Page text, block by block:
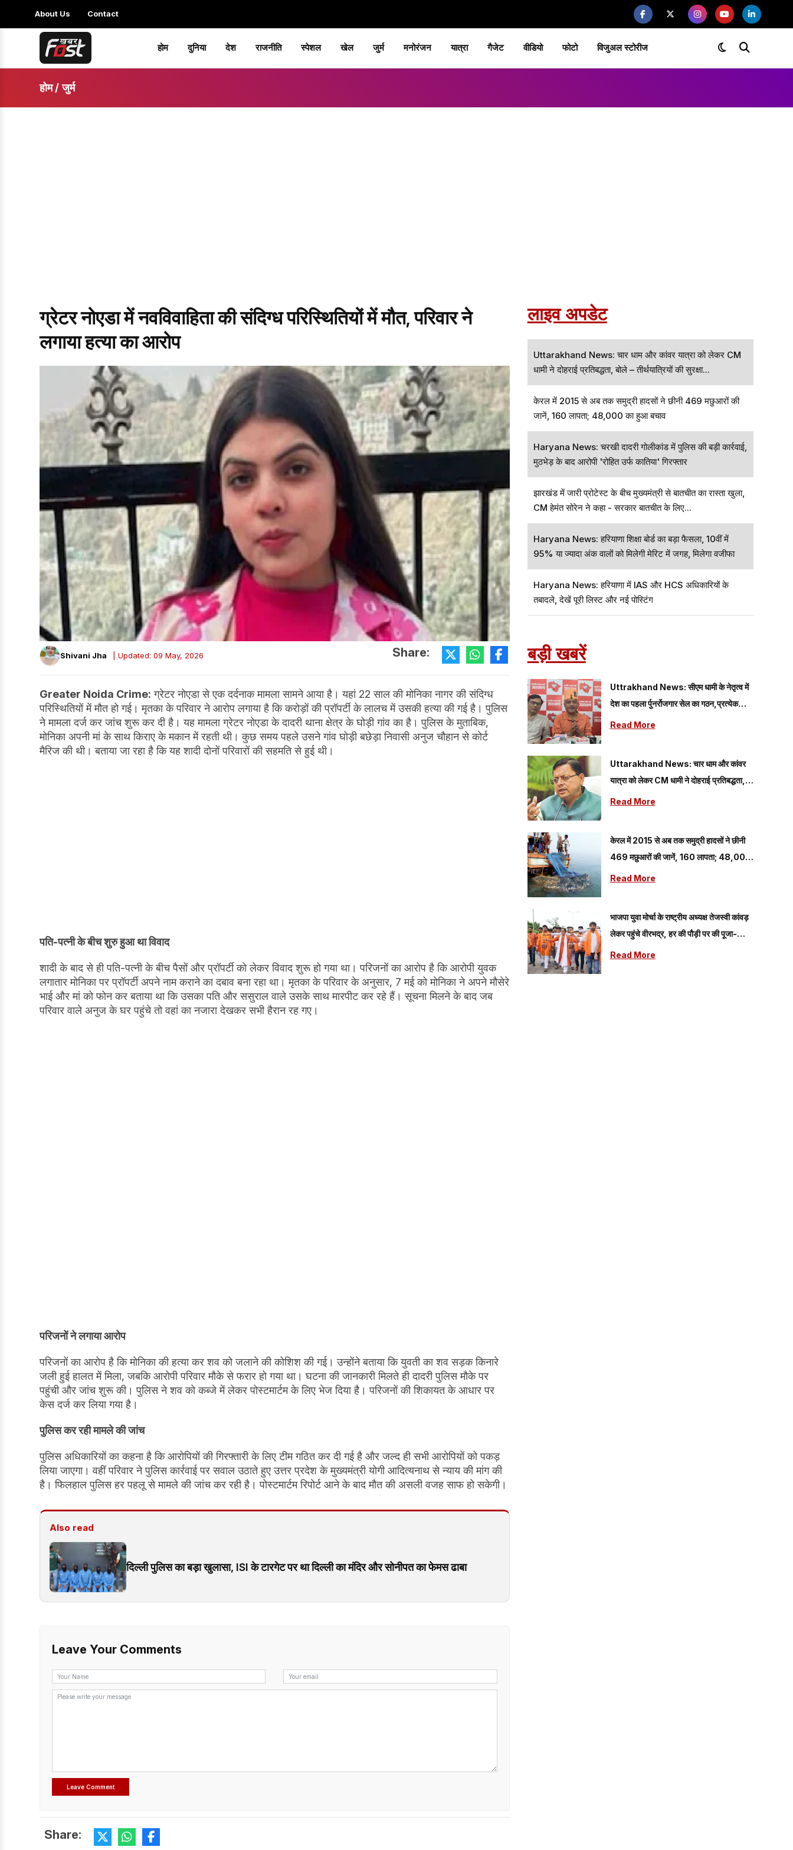
About Us Contact
होम दुनिया देश राजनीति स्पेशल खेल जुर्म मनोरंजन यात्रा गैजेट वीडियो फोटो विजुअल स्टोरीज
होम/ जुर्म
ग्रेटर नोएडा में नवविवाहिता की संदिग्ध परिस्थितियों में मौत, परिवार ने
लगाया हत्या का आरोप
Shivani Jha | Updated: 09 May, 2026 Share:
Greater Noida Crime: ग्रेटर नोएडा से एक दर्दनाक मामला सामने आया है। यहां 22 साल की मोनिका नागर की संदिग्ध
परिस्थितियों में मौत हो गई। मृतका के परिवार ने आरोप लगाया है कि करोड़ों की प्रॉपर्टी के लालच में उसकी हत्या की गई है। पुलिस
ने मामला दर्ज कर जांच शुरू कर दी है। यह मामला ग्रेटर नोएडा के दादरी थाना क्षेत्र के घोड़ी गांव का है। पुलिस के मुताबिक,
मोनिका अपनी मां के साथ किराए के मकान में रहती थी। कुछ समय पहले उसने गांव घोड़ी बछेड़ा निवासी अनुज चौहान से कोर्ट
मैरिज की थी। बताया जा रहा है कि यह शादी दोनों परिवारों की सहमति से हुई थी।
पति-पत्नी के बीच शुरु हुआ था विवाद
शादी के बाद से ही पति-पत्नी के बीच पैसों और प्रॉपर्टी को लेकर विवाद शुरू हो गया था। परिजनों का आरोप है कि आरोपी युवक
लगातार मोनिका पर प्रॉपर्टी अपने नाम कराने का दबाव बना रहा था। मृतका के परिवार के अनुसार, 7 मई को मोनिका ने अपने मौसेरे
भाई और मां को फोन कर बताया था कि उसका पति और ससुराल वाले उसके साथ मारपीट कर रहे हैं। सूचना मिलने के बाद जब
परिवार वाले अनुज के घर पहुंचे तो वहां का नजारा देखकर सभी हैरान रह गए।
परिजनों ने लगाया आरोप
परिजनों का आरोप है कि मोनिका की हत्या कर शव को जलाने की कोशिश की गई। उन्होंने बताया कि युवती का शव सड़क किनारे
जली हुई हालत में मिला, जबकि आरोपी परिवार मौके से फरार हो गया था। घटना की जानकारी मिलते ही दादरी पुलिस मौके पर
पहुंची और जांच शुरू की। पुलिस ने शव को कब्जे में लेकर पोस्टमार्टम के लिए भेज दिया है। परिजनों की शिकायत के आधार पर
केस दर्ज कर लिया गया है।
पुलिस कर रही मामले की जांच
पुलिस अधिकारियों का कहना है कि आरोपियों की गिरफ्तारी के लिए टीम गठित कर दी गई है और जल्द ही सभी आरोपियों को पकड़
लिया जाएगा। वहीं परिवार ने पुलिस कार्रवाई पर सवाल उठाते हुए उत्तर प्रदेश के मुख्यमंत्री योगी आदित्यनाथ से न्याय की मांग की
है। फिलहाल पुलिस हर पहलू से मामले की जांच कर रही है। पोस्टमार्टम रिपोर्ट आने के बाद मौत की असली वजह साफ हो सकेगी।
Also read
दिल्ली पुलिस का बड़ा खुलासा, ISI के टारगेट पर था दिल्ली का मंदिर और सोनीपत का फेमस ढाबा
Leave Your Comments
Share:
लाइव अपडेट
Uttarakhand News: चार धाम और कांवर यात्रा को लेकर CM
धामी ने दोहराई प्रतिबद्धता, बोले – तीर्थयात्रियों की सुरक्षा...
केरल में 2015 से अब तक समुद्री हादसों ने छीनी 469 मछुआरों की
जानें, 160 लापता; 48,000 का हुआ बचाव
Haryana News: चरखी दादरी गोलीकांड में पुलिस की बड़ी कार्रवाई,
मुठभेड़ के बाद आरोपी 'रोहित उर्फ कातिया' गिरफ्तार
झारखंड में जारी प्रोटेस्ट के बीच मुख्यमंत्री से बातचीत का रास्ता खुला,
CM हेमंत सोरेन ने कहा - सरकार बातचीत के लिए...
Haryana News: हरियाणा शिक्षा बोर्ड का बड़ा फैसला, 10वीं में
95% या ज्यादा अंक वालों को मिलेगी मेरिट में जगह, मिलेगा वजीफा
Haryana News: हरियाणा में IAS और HCS अधिकारियों के
तबादले, देखें पूरी लिस्ट और नई पोस्टिंग
बड़ी खबरें
Uttrakhand News: सीएम धामी के नेतृत्व में
देश का पहला र्पुनर्रोजगार सेल का गठन,प्रत्येक
अग्निवीर का रोजगार
Read More
Uttarakhand News: चार धाम और कांवर
यात्रा को लेकर CM धामी ने दोहराई प्रतिबद्धता,
बोले – तीर्थयात्रियों की सुरक्षा...
Read More
केरल में 2015 से अब तक समुद्री हादसों ने छीनी
469 मछुआरों की जानें, 160 लापता; 48,000
का हुआ बचाव
Read More
भाजपा युवा मोर्चा के राष्ट्रीय अध्यक्ष तेजस्वी कांवड़
लेकर पहुंचे वीरभद्र, हर की पौड़ी पर की पूजा-
अर्चना
Read More